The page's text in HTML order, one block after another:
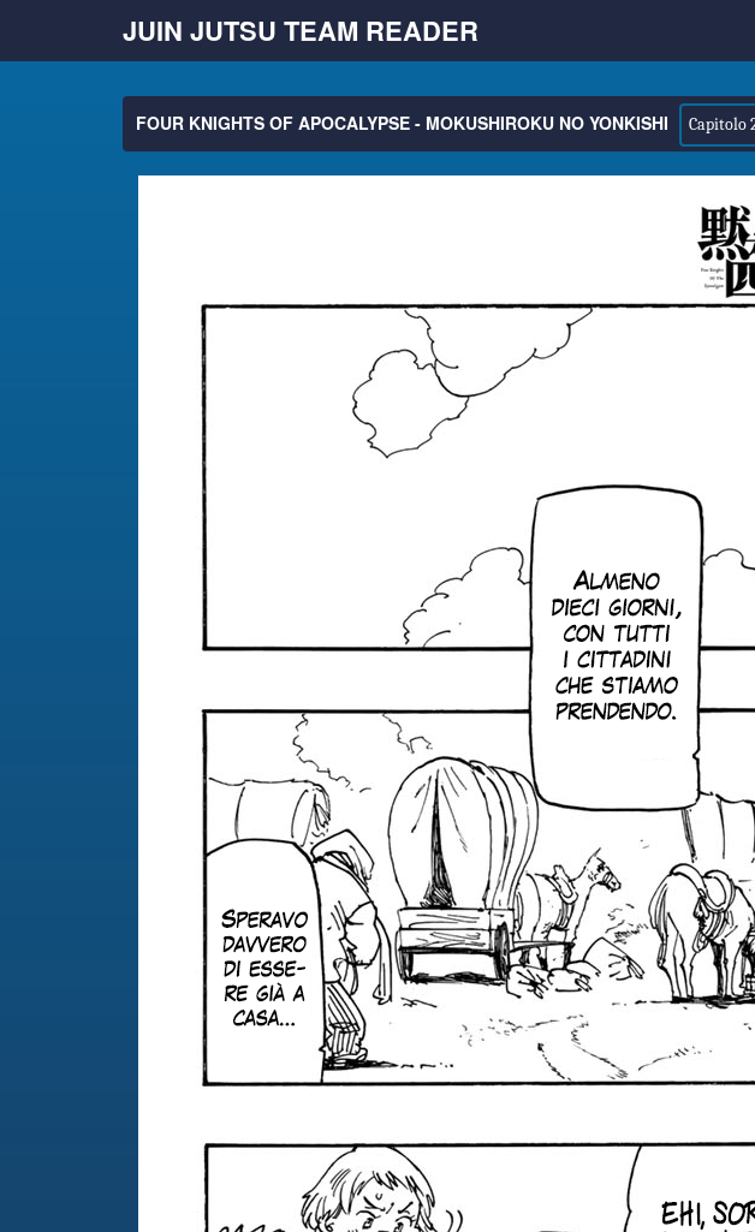
JUIN JUTSU TEAM READER
FOUR KNIGHTS OF APOCALYPSE - MOKUSHIROKU NO YONKISHI Capitolo